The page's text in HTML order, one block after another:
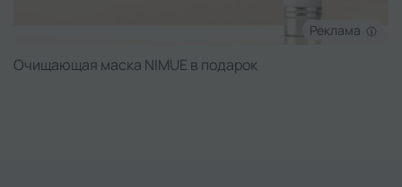
Реклама
Очищающая маска NIMUE в подарок